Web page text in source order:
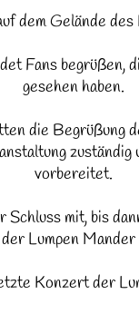
dem Gelände
Fans begrüßen,
gesehen haben.
die Begrüßung
zuständig
vorbereitet.
mit, bis
Lumpen
Konzert der